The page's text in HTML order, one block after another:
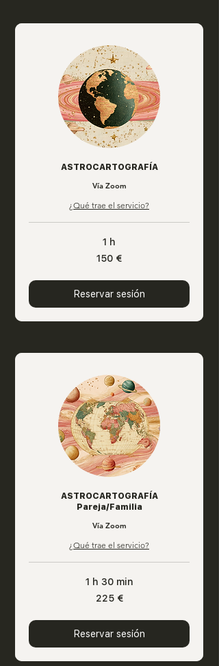
ASTROCARTOGRAFÍA
Vía Zoom
¿Qué trae el servicio?
1 h
150 €
Reservar sesión
ASTROCARTOGRAFÍA
Pareja/Familia
Vía Zoom
¿Qué trae el servicio?
1 h 30 min
225 €
Reservar sesión